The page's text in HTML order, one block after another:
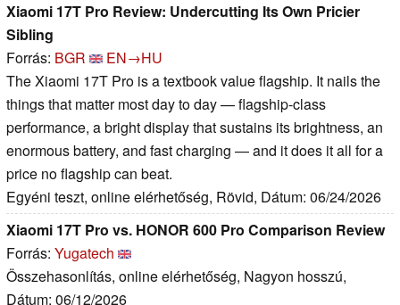
Xiaomi 17T Pro Review: Undercutting Its Own Pricier
Sibling
Forrás: BGR
EN→HU
The Xiaomi 17T Pro is a textbook value flagship. It nails the
things that matter most day to day — flagship-class
performance, a bright display that sustains its brightness, an
enormous battery, and fast charging — and it does it all for a
price no flagship can beat.
Egyéni teszt, online elérhetőség, Rövid, Dátum: 06/24/2026
Xiaomi 17T Pro vs. HONOR 600 Pro Comparison Review
Forrás: Yugatech
Összehasonlítás, online elérhetőség, Nagyon hosszú,
Dátum: 06/12/2026